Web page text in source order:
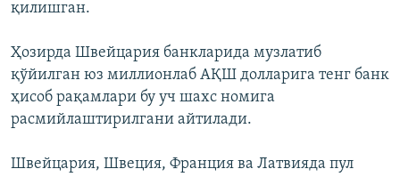
қилишган.
Ҳозирда Швейцария банкларида музлатиб
қўйилган юз миллионлаб АҚШ долларига тенг банк
ҳисоб рақамлари бу уч шахс номига
расмийлаштирилгани айтилади.
Швейцария, Швеция, Франция ва Латвияда пул